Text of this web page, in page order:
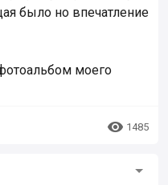
было но впечатление
моего
 1485